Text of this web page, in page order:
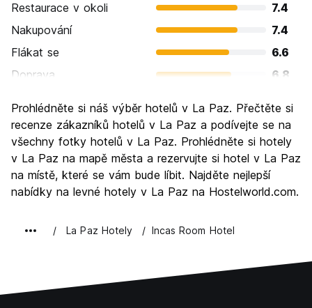
Restaurace v okoli
7.4
Nakupování
7.4
Flákat se
6.6
Doprava
6.8
Kultura
7.8
Noční život
7.0
Hodnota za peníze
8.5
Prohlédněte si náš výběr hotelů v La Paz. Přečtěte si
recenze zákazníků hotelů v La Paz a podívejte se na
všechny fotky hotelů v La Paz. Prohlédněte si hotely
v La Paz na mapě města a rezervujte si hotel v La Paz
na místě, které se vám bude líbit. Najděte nejlepší
nabídky na levné hotely v La Paz na Hostelworld.com.
La Paz Hotely Incas Room Hotel